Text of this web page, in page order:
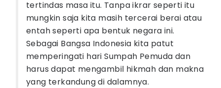
tertindas masa itu. Tanpa ikrar seperti itu
mungkin saja kita masih tercerai berai atau
entah seperti apa bentuk negara ini.
Sebagai Bangsa Indonesia kita patut
memperingati hari Sumpah Pemuda dan
harus dapat mengambil hikmah dan makna
yang terkandung di dalamnya.